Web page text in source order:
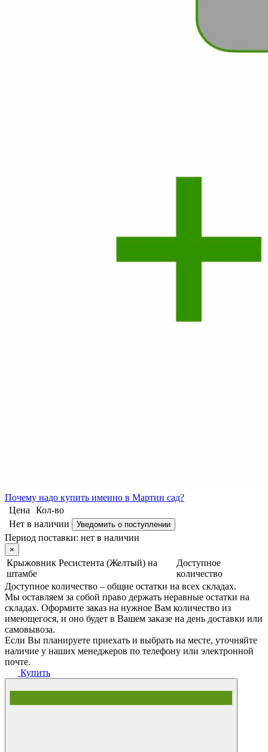
Почему надо купить именно в Мартин сад?
Цена
Кол-во
Нет в наличии
Уведомить о поступлении
Период поставки: нет в наличии
×
Крыжовник Ресистента (Желтый) на
штамбе
Доступное
количество
Доступное количество – общие остатки на всех складах.
Мы оставляем за собой право держать неравные остатки на
складах. Оформите заказ на нужное Вам количество из
имеющегося, и оно будет в Вашем заказе на день доставки или
самовывоза.
Если Вы планируете приехать и выбрать на месте, уточняйте
наличие у наших менеджеров по телефону или электронной
почте.
Купить